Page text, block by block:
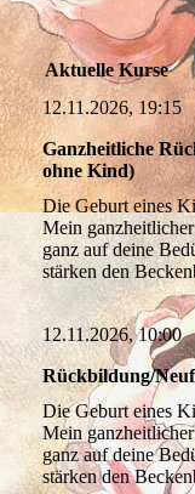
Aktuelle Kurse
12.11.2026, 19:15
Ganzheitliche
ohne Kind)
Die Geburt eines
Mein
ganz auf deine
stärken den
12.11.2026, 10:00
Rückbildung/
Die Geburt eines
Mein
ganz auf deine
stärken den